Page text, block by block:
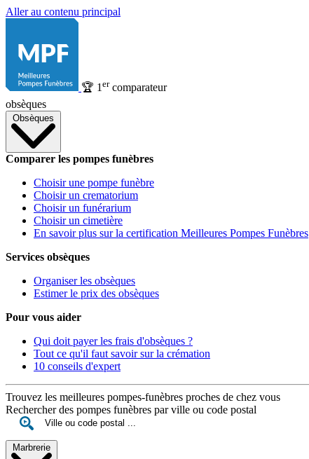
Aller au contenu principal
🏆 1 ercomparateur
obsèques
Obsèques
Comparer les pompes funèbres
Choisir une pompe funèbre
Choisir un crematorium
Choisir un funérarium
Choisir un cimetière
En savoir plus sur la certification Meilleures Pompes Funèbres
Services obsèques
Organiser les obsèques
Estimer le prix des obsèques
Pour vous aider
Qui doit payer les frais d'obsèques ?
Tout ce qu'il faut savoir sur la crémation
10 conseils d'expert
Trouvez les meilleures pompes-funèbres proches de chez vous
Rechercher des pompes funèbres par ville ou code postal
Marbrerie